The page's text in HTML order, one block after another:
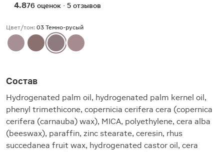
4.876 оценок · 5 отзывов
Цвет/тон: 03 Темно-русый
Состав
Hydrogenated palm oil, hydrogenated palm kernel oil,
phenyl trimethicone, copernicia cerifera cera (copernica
cerifera (carnauba) wax), MICA, polyethylene, cera alba
(beeswax), paraffin, zinc stearate, ceresin, rhus
succedanea fruit wax, hydrogenated castor oil, cera